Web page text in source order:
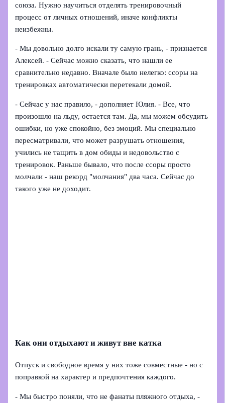
союза. Нужно научиться отделять тренировочный
процесс от личных отношений, иначе конфликты
неизбежны.
- Мы довольно долго искали ту самую грань, - признается
Алексей. - Сейчас можно сказать, что нашли ее
сравнительно недавно. Вначале было нелегко: ссоры на
тренировках автоматически перетекали домой.
- Сейчас у нас правило, - дополняет Юлия. - Все, что
произошло на льду, остается там. Да, мы можем обсудить
ошибки, но уже спокойно, без эмоций. Мы специально
пересматривали, что может разрушать отношения,
учились не тащить в дом обиды и недовольство с
тренировок. Раньше бывало, что после ссоры просто
молчали - наш рекорд "молчания" два часа. Сейчас до
такого уже не доходит.
Как они отдыхают и живут вне катка
Отпуск и свободное время у них тоже совместные - но с
поправкой на характер и предпочтения каждого.
- Мы быстро поняли, что не фанаты пляжного отдыха, -